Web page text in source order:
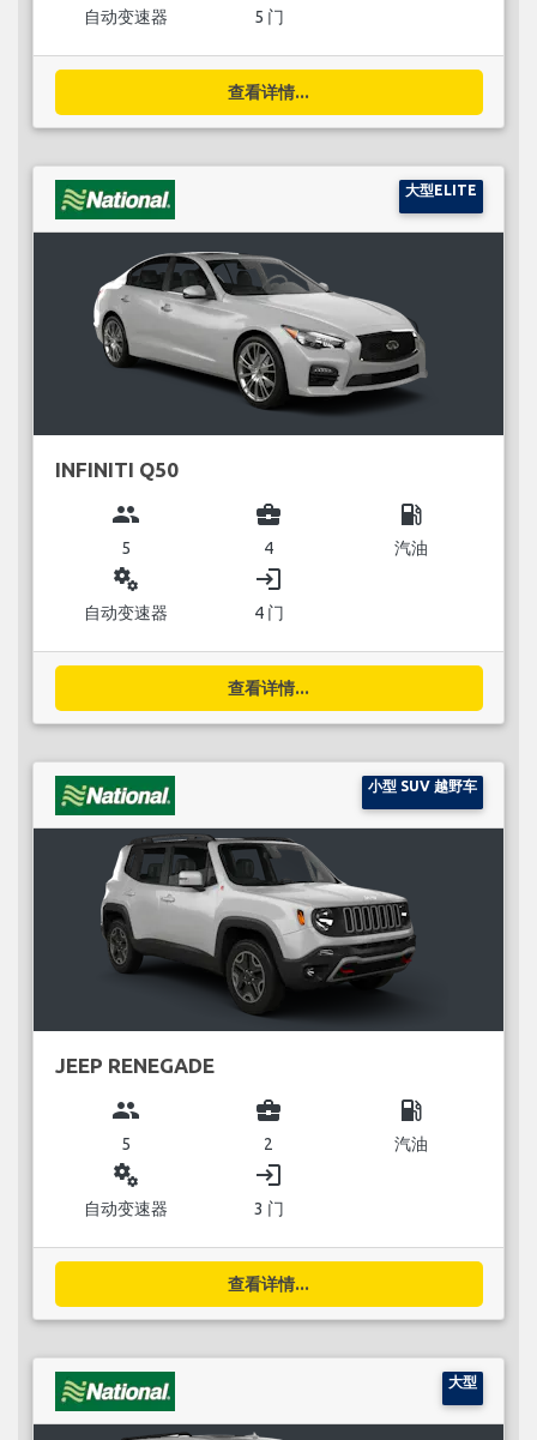
自动变速器 5 门
查看详情...
大型ELITE
INFINITI Q50
group
5
business_center
4
local_gas_station
汽油
miscellaneous_services
自动变速器
login
4 门
查看详情...
小型 SUV 越野车
JEEP RENEGADE
group
5
business_center
2
local_gas_station
汽油
miscellaneous_services
自动变速器
login
3 门
查看详情...
大型